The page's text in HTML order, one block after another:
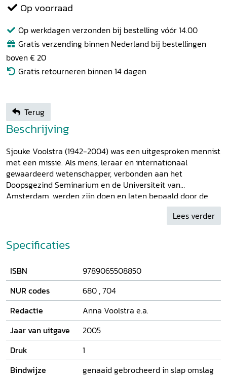
Op voorraad
Op werkdagen verzonden bij bestelling vóór 14.00
Gratis verzending binnen Nederland bij bestellingen
boven € 20
Gratis retourneren binnen 14 dagen
Terug
Beschrijving
Sjouke Voolstra (1942-2004) was een uitgesproken mennist
met een missie. Als mens, leraar en internationaal
gewaardeerd wetenschapper, verbonden aan het
Doopsgezind Seminarium en de Universiteit van
Amsterdam, werden zijn doen en laten bepaald door de
doperse leer en ethiek. Hij was daarin oorspronkelijk. Het
was zijn passie om sleets geworden denkbeelden omver te
hekelen en historiografische aannames te ontmaskeren.
Niet om af te breken, maar opnieuw op te bouwen, uit
de vitaliteit van zijn doopsgezinde gemeenschap. De in
deze bundel bijeengebrachte bijdragen - zeer gedegen
kerkhistorische studies, theologische artikelen, opiniërende
stukken en cursiefjes, en menniste meditaties - geven
blijvend stem aan deze bijzondere beeldenstormer uit
bewogenheid.
Lees verder
Specificaties
ISBN
9789065508850
NUR codes
680 ,704
Redactie
Anna Voolstra e.a.
Jaar van uitgave
2005
Druk
1
Bindwijze
genaaid gebrocheerd in slap omslag